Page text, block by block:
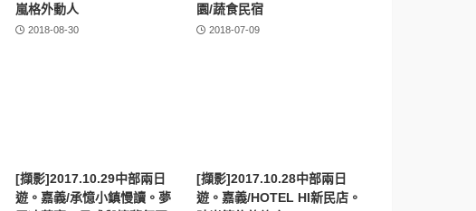
嵐格外動人
2018-08-30
園/蔬食民宿
2018-07-09
[擷影]2017.10.29中部兩日
遊。嘉義/承憶小鎮慢讀。夢
[擷影]2017.10.28中部兩日
遊。嘉義/HOTEL HI新民店。